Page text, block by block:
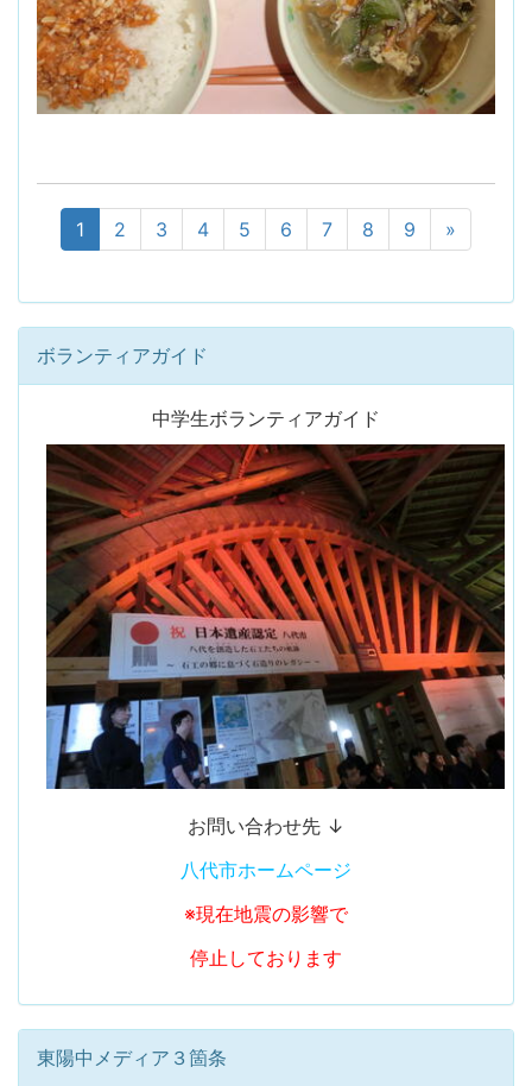
1 2 3 4 5 6 7 8 9 »
ボランティアガイド
中学生ボランティアガイド
お問い合わせ先 ↓
八代市ホームページ
※現在地震の影響で
停止しております
東陽中メディア３箇条